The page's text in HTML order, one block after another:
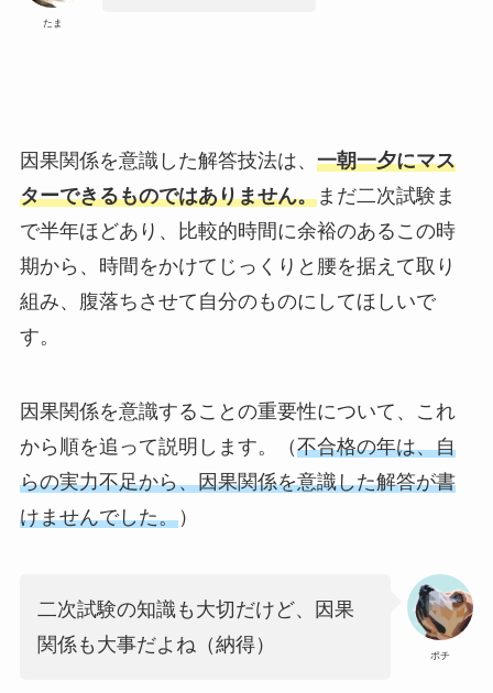
たま
因果関係を意識した解答技法は、 一朝一夕にマス
ターできるものではありません。まだ二次試験ま
で半年ほどあり、比較的時間に余裕のあるこの時
期から、時間をかけてじっくりと腰を据えて取り
組み、腹落ちさせて自分のものにしてほしいで
す。
因果関係を意識することの重要性について、これ
から順を追って説明します。（不合格の年は、自
らの実力不足から、因果関係を意識した解答が書
けませんでした。）
ポチ
二次試験の知識も大切だけど、因果
関係も大事だよね（納得）